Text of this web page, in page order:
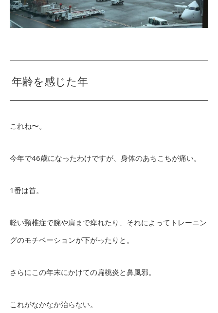
年齢を感じた年
これね〜。
今年で46歳になったわけですが、身体のあちこちが痛い。
1番は首。
軽い頸椎症で腕や肩まで痺れたり、それによってトレーニン
グのモチベーションが下がったりと。
さらにこの年末にかけての扁桃炎と鼻風邪。
これがなかなか治らない。